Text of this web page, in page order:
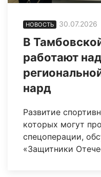
НОВОСТЬ 30.07.2026
В
работают
нард
Развитие
которых могут
спецоперации,
«Защитники